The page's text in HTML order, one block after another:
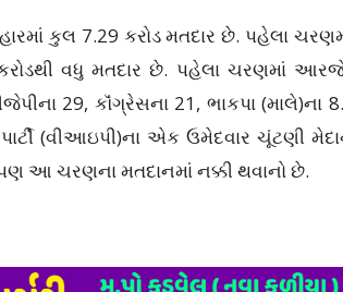
કુલ 7.29 કરોડ મતદાર છે. પહેલા
વધુ મતદાર છે. પહેલા ચરણમાં
29, કૉંગ્રેસના 21, ભાકપા (માલે)ના
(વીઆઇપી)ના એક ઉમેદવાર ચૂંટણી
આ ચરણના મતદાનમાં નક્કી થવાનો છે.